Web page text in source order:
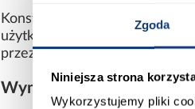
Zgoda
Niniejsza strona
Wykorzystujemy pliki
Konstrukcja została
użytkowanie. Solidna waga
przez długi czas.
Wymiary i dane techniczne